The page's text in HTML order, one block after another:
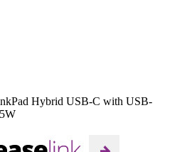
Hybrid USB-C with USB-